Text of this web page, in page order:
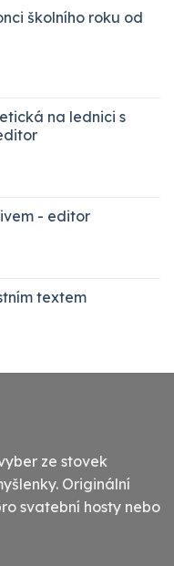
školního roku od
na lednici s
- editor
textem
ze stovek
Originální
svatební hosty nebo